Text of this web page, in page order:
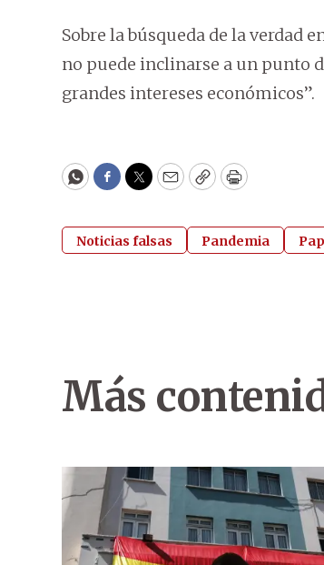
Sobre la búsqueda de la verdad
no puede inclinarse a un punto
grandes intereses económicos”.
WhatsApp
Facebook
Twitter
EmailCopyPrint
Noticias falsas Pandemia
Más